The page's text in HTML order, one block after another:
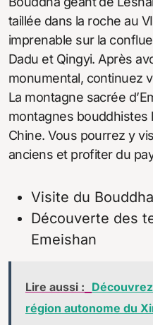
taillée dans la roche au
imprenable sur la
Dadu et Qingyi. Après
monumental, continuez
La montagne sacrée
montagnes bouddhistes
Chine. Vous pourrez y
anciens et profiter du
Visite du
Découverte des
Emeishan
Lire aussi :
région autonome du